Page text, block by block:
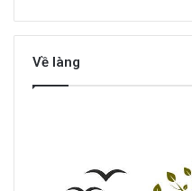
Về làng